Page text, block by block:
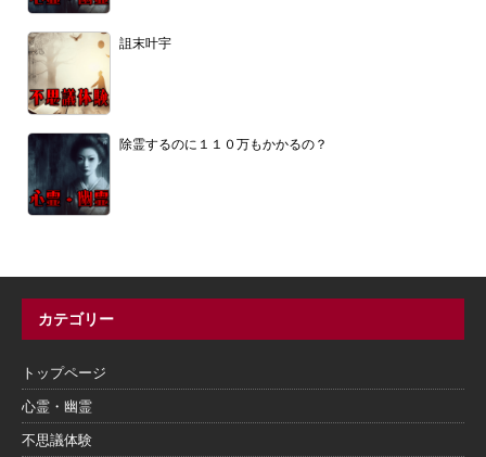
詛末叶宇
除霊するのに１１０万もかかるの？
カテゴリー
トップページ
心霊・幽霊
不思議体験